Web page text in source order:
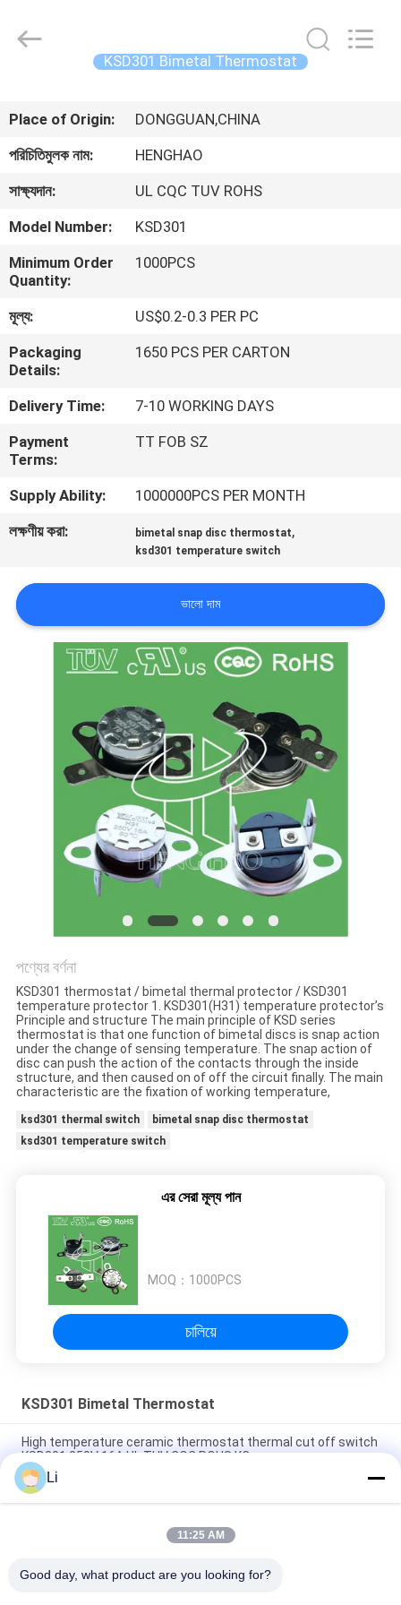
পণ্য
প্রদর্শন
সম্পর্কে
ভ্রমণ
নিয়ন্ত্রণ
সাথে
যোগাযোগ
PRIVACY
POLICY
Electric
KSD301 Bimetal Thermostat
Place of Origin:
DONGGUAN,CHINA
পরিচিতিমুলক নাম:
HENGHAO
সাক্ষ্যদান:
UL CQC TUV ROHS
Model Number:
KSD301
Minimum Order
Quantity:
1000PCS
মূল্য:
US$0.2-0.3 PER PC
Packaging
Details:
1650 PCS PER CARTON
Delivery Time:
7-10 WORKING DAYS
Payment
Terms:
TT FOB SZ
Supply Ability:
1000000PCS PER MONTH
লক্ষণীয় করা:
bimetal snap disc thermostat,
ksd301 temperature switch
ভালো দাম
পণ্যের বর্ণনা
KSD301 thermostat / bimetal thermal protector / KSD301
temperature protector 1. KSD301(H31) temperature protector’s
Principle and structure The main principle of KSD series
thermostat is that one function of bimetal discs is snap action
under the change of sensing temperature. The snap action of
disc can push the action of the contacts through the inside
structure, and then caused on of off the circuit finally. The main
characteristic are the fixation of working temperature,
ksd301 thermal switch
bimetal snap disc thermostat
ksd301 temperature switch
এর সেরা মূল্য পান
MOQ： 1000PCS
চালিয়ে
KSD301 Bimetal Thermostat
High temperature ceramic thermostat thermal cut off switch
KSD301 250V 16A UL TUV CQC ROHS KC
Bimetal Disc Snap Action Thermostats, low temperature
limited control switch H31 250V 10 13C
Snap Action Type KSD301 Bimetal Thermostat AC 125V 250V
Li
11:25 AM
Good day, what product are you looking for?